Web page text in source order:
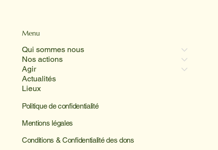
Menu
Qui sommes nous
Nos actions
Agir
Actualités
Lieux
Politique de confidentialité
Mentions légales
Conditions & Confidentialité des dons